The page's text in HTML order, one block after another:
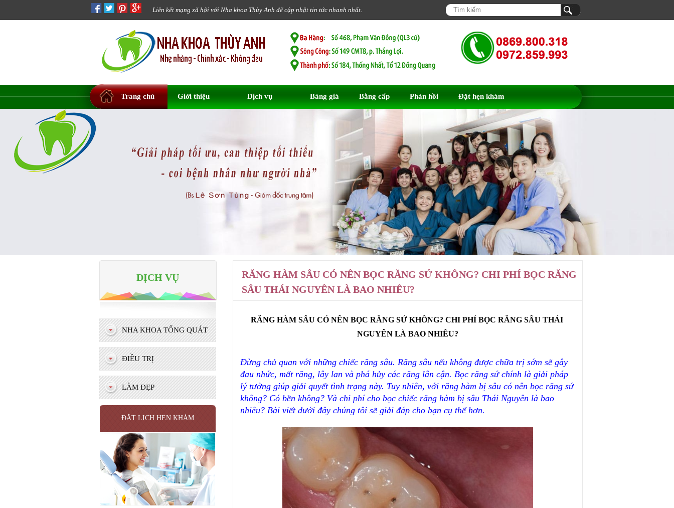
Liên kết mạng xã hội với Nha khoa Thùy Anh để cập nhật tin tức nhanh nhất.
Trang chủ Giới thiệu Dịch vụ Bảng giá Bằng cấp Phản hồi Đặt hẹn khám
DỊCH VỤ
NHA KHOA TỔNG QUÁT
ĐIỀU TRỊ
LÀM ĐẸP
ĐẶT LỊCH HẸN KHÁM
RĂNG HÀM SÂU CÓ NÊN BỌC RĂNG SỨ KHÔNG? CHI PHÍ BỌC RĂNG
SÂU THÁI NGUYÊN LÀ BAO NHIÊU?
RĂNG HÀM SÂU CÓ NÊN BỌC RĂNG SỨ KHÔNG? CHI PHÍ BỌC RĂNG SÂU THÁI
NGUYÊN LÀ BAO NHIÊU?
Đừng chủ quan với những chiếc răng sâu. Răng sâu nếu không được chữa trị sớm sẽ gây
đau nhức, mất răng, lây lan và phá hủy các răng lân cận. Bọc răng sứ chính là giải pháp
lý tưởng giúp giải quyết tình trạng này. Tuy nhiên, với răng hàm bị sâu có nên bọc răng sứ
không? Có bền không? Và chi phí cho bọc chiếc răng hàm bị sâu Thái Nguyên là bao
nhiêu? Bài viết dưới đây chúng tôi sẽ giải đáp cho bạn cụ thể hơn.